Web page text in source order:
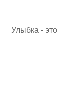
Улыбка - это